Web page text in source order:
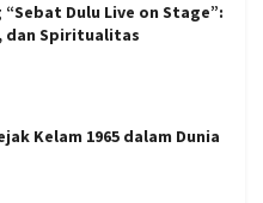
Dulu Live on Stage”:
dan Spiritualitas
Kelam 1965 dalam Dunia